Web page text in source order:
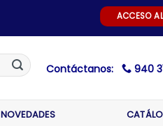
ACCESO
Contáctanos: 940
NOVEDADES